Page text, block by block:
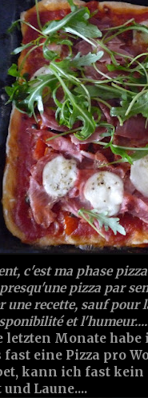
c'est ma phase
pizza par
une recette, sauf pour
et
letzten Monate
fast eine Pizza pro
kann ich fast
Laune....